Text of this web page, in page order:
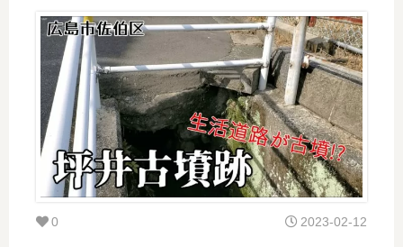
0 2023-02-12